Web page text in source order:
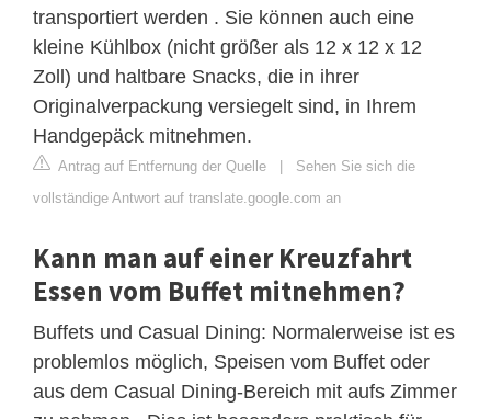
transportiert werden . Sie können auch eine
kleine Kühlbox (nicht größer als 12 x 12 x 12
Zoll) und haltbare Snacks, die in ihrer
Originalverpackung versiegelt sind, in Ihrem
Handgepäck mitnehmen.
Antrag auf Entfernung der Quelle | Sehen Sie sich die
vollständige Antwort auf translate.google.com an
Kann man auf einer Kreuzfahrt
Essen vom Buffet mitnehmen?
Buffets und Casual Dining: Normalerweise ist es
problemlos möglich, Speisen vom Buffet oder
aus dem Casual Dining-Bereich mit aufs Zimmer